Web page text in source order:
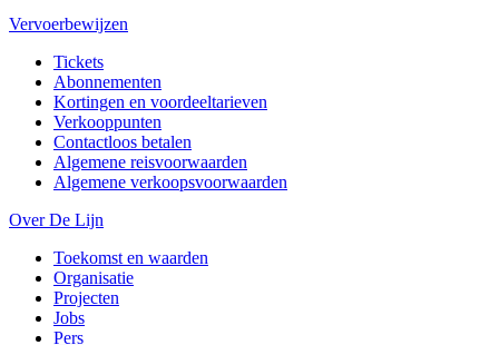
Vervoerbewijzen
Tickets
Abonnementen
Kortingen en voordeeltarieven
Verkooppunten
Contactloos betalen
Algemene reisvoorwaarden
Algemene verkoopsvoorwaarden
Over De Lijn
Toekomst en waarden
Organisatie
Projecten
Jobs
Pers